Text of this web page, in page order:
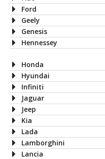
Ford
Geely
Genesis
Hennessey
Honda
Hyundai
Infiniti
Jaguar
Jeep
Kia
Lada
Lamborghini
Lancia